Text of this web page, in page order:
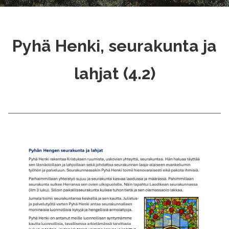
Pyhä Henki, seurakunta ja
lahjat (4.2)